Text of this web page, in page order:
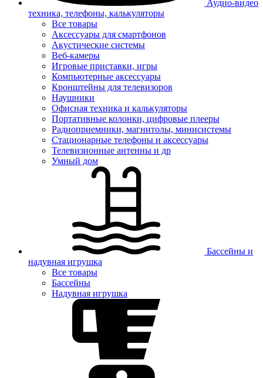
Аудио-видео
техника, телефоны, калькуляторы
Все товары
Аксессуары для смартфонов
Акустические системы
Веб-камеры
Игровые приставки, игры
Компьютерные аксессуары
Кронштейны для телевизоров
Наушники
Офисная техника и калькуляторы
Портативные колонки, цифровые плееры
Радиоприемники, магнитолы, минисистемы
Стационарные телефоны и аксессуары
Телевизионные антенны и др
Умный дом
Бассейны и
надувная игрушка
Все товары
Бассейны
Надувная игрушка